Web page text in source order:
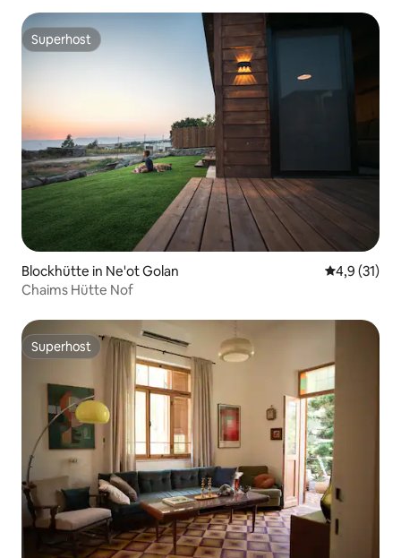
Superhost
Superhost
Blockhütte in Ne'ot Golan
4,9 (31)
Chaims Hütte Nof
Superhost
Superhost